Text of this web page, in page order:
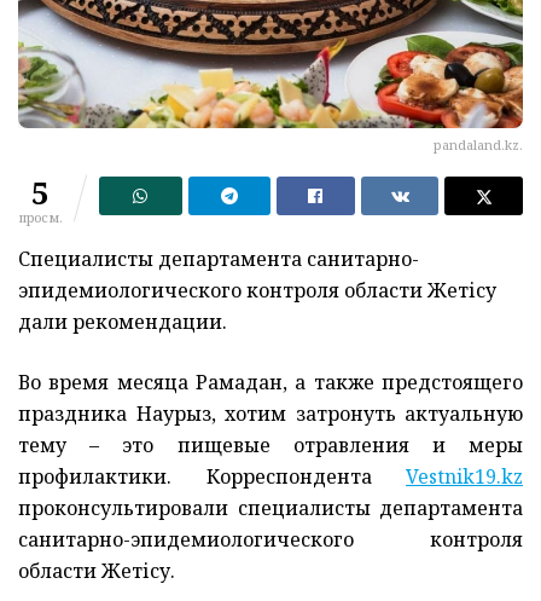
pandaland.kz.
5
просм.
Специалисты департамента санитарно-
эпидемиологического контроля области Жетісу
дали рекомендации.
Во время месяца Рамадан, а также предстоящего
праздника Наурыз, хотим затронуть актуальную
тему – это пищевые отравления и меры
профилактики. Корреспондента Vestnik19.kz
проконсультировали специалисты департамента
санитарно-эпидемиологического контроля
области Жетісу.